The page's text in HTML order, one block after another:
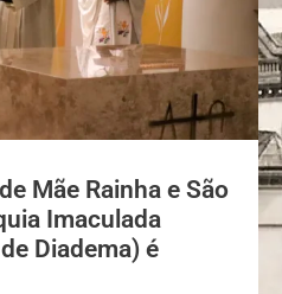
Mãe Rainha e São
Imaculada
Diadema) é